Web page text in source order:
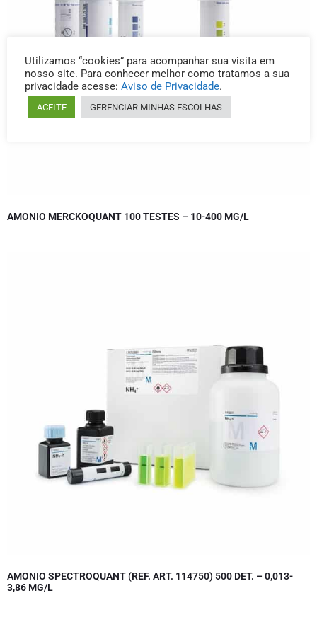
AMONIO MERCKOQUANT 100 TESTES – 10-400 MG/L
AMONIO SPECTROQUANT (REF. ART. 114750) 500 DET. – 0,013-
3,86 MG/L
Utilizamos “cookies” para acompanhar sua visita em
nosso site. Para conhecer melhor como tratamos a sua
privacidade acesse: Aviso de Privacidade.
ACEITE GERENCIAR MINHAS ESCOLHAS